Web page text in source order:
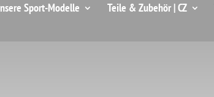
Sport-Modelle Teile & Zubehör | CZ